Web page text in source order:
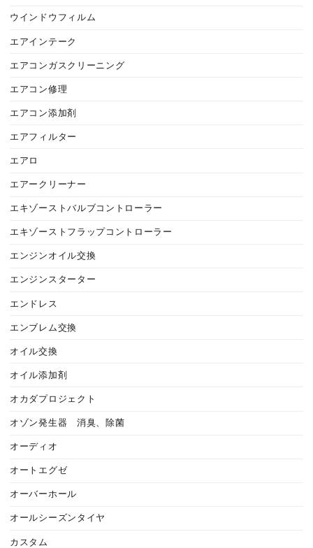
ウインドウフィルム
エアインテーク
エアコンガスクリーニング
エアコン修理
エアコン添加剤
エアフィルター
エアロ
エアークリーナー
エキゾーストバルブコントローラー
エキゾーストフラップコントローラー
エンジンオイル交換
エンジンスターター
エンドレス
エンブレム交換
オイル交換
オイル添加剤
オカダプロジェクト
オゾン発生器 消臭、除菌
オーディオ
オートエグゼ
オーバーホール
オールシーズンタイヤ
カスタム